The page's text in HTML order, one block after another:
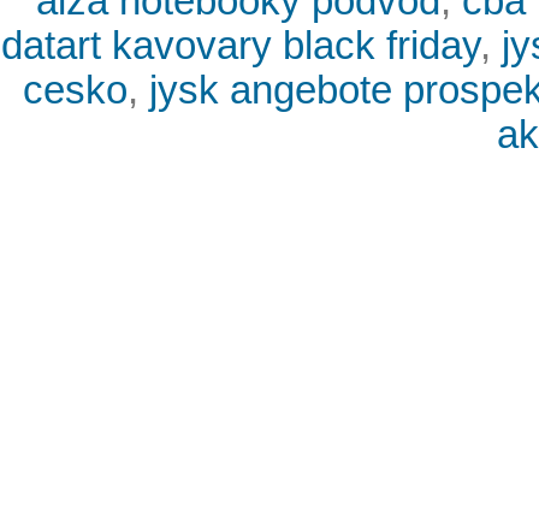
datart kavovary black friday,
cesko, jysk angebote